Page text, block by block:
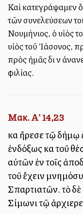
Καὶ κατεγράψαμεν
τῶν συνελεύσεων
Νουμήνιος, ὁ υἱὸς
υἱὸς τοῦ Ἰάσονος,
πρὸς ἡμᾶς διὰ νὰ
φιλίας.
Μακ. Α' 14,23
καὶ ἤρεσε τῷ δήμῳ
ἐνδόξως καὶ τοῦ
αὐτῶν ἐν τοῖς
τοῦ ἔχειν
Σπαρτιατῶν. τὸ
Σίμωνι τῷ